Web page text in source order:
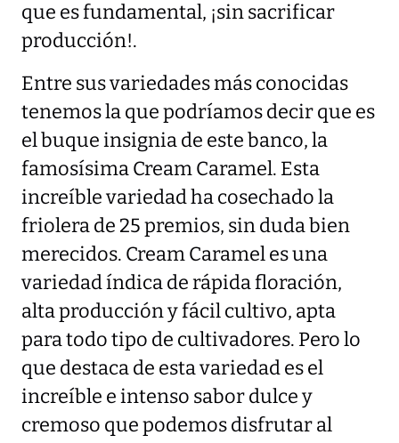
que es fundamental, ¡sin sacrificar
producción!.
Entre sus variedades más conocidas
tenemos la que podríamos decir que es
el buque insignia de este banco, la
famosísima Cream Caramel. Esta
increíble variedad ha cosechado la
friolera de 25 premios, sin duda bien
merecidos. Cream Caramel es una
variedad índica de rápida floración,
alta producción y fácil cultivo, apta
para todo tipo de cultivadores. Pero lo
que destaca de esta variedad es el
increíble e intenso sabor dulce y
cremoso que podemos disfrutar al